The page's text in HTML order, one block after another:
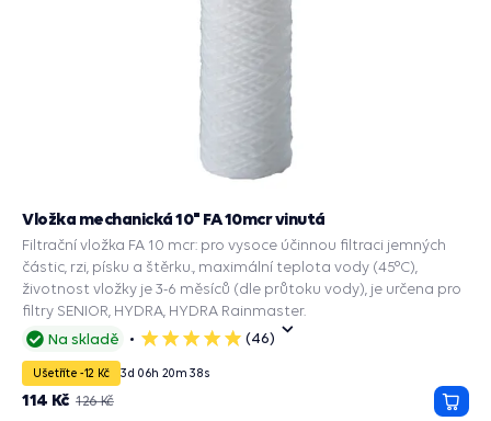
Na skladě
5
(46)
Vložka mechanická 10" FA 10mcr vinutá
Filtrační vložka FA 10 mcr: pro vysoce účinnou filtraci jemných
částic, rzi, písku a štěrku., maximální teplota vody (45°C),
životnost vložky je 3-6 měsíců (dle průtoku vody), je určena pro
filtry SENIOR, HYDRA, HYDRA Rainmaster.
Ušetříte -12 Kč 3d 06h 20m 37s
126 Kč
114 Kč